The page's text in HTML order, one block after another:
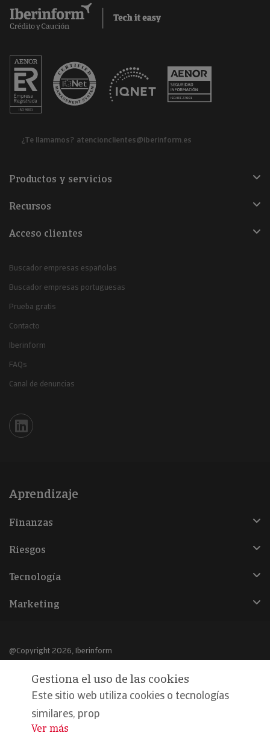
¿Te llamamos? atencionclientes@iberinform.es
Productos y servicios
Recursos
Acceso clientes
Buscador empresas españolas
Buscador empresas portuguesas
Prueba gratis
Contacto
Iberinform
FAQs
Canal de denuncias
Iberinform en Linkedin
Aprendizaje
Finanzas
Riesgos
Tecnología
Marketing
@Copyright 2026, Iberinform
Aviso legal
Política de cookies
Declaración de privacidad
Gestiona el uso de las cookies
Este sitio web utiliza cookies o tecnologías
similares, prop
...
Ver más